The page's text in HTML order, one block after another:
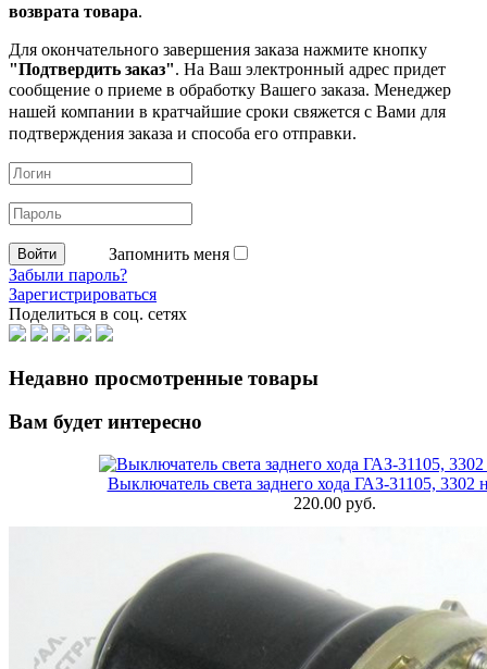
возврата товара.
Для окончательного завершения заказа нажмите кнопку
"Подтвердить заказ". На Ваш электронный адрес придет
сообщение о приеме в обработку Вашего заказа. Менеджер
нашей компании в кратчайшие сроки свяжется с Вами для
подтверждения заказа и способа его отправки.
Запомнить меня
Забыли пароль?
Зарегистрироваться
Поделиться в соц. сетях
Недавно просмотренные товары
Вам будет интересно
Выключатель света заднего хода ГАЗ-31105, 3302
220.00 руб.